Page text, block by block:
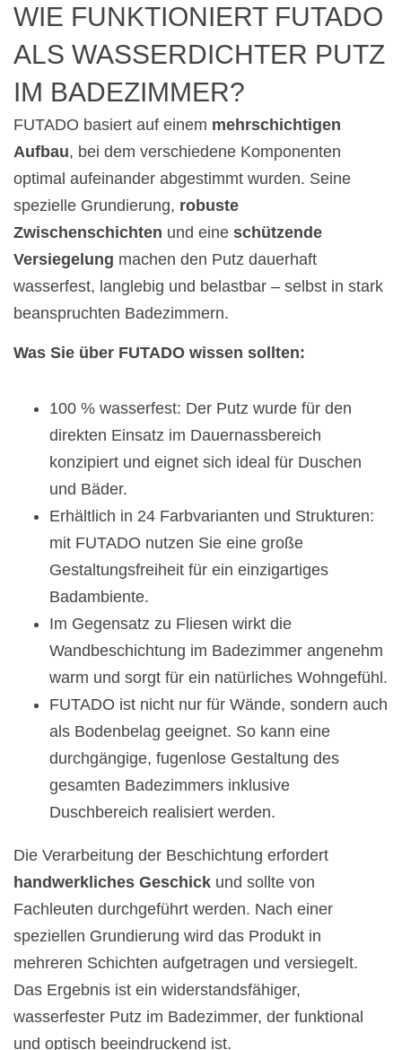
WIE FUNKTIONIERT FUTADO
ALS WASSERDICHTER PUTZ
IM BADEZIMMER?
FUTADO basiert auf einem mehrschichtigen
Aufbau, bei dem verschiedene Komponenten
optimal aufeinander abgestimmt wurden. Seine
spezielle Grundierung, robuste
Zwischenschichten und eine schützende
Versiegelung machen den Putz dauerhaft
wasserfest, langlebig und belastbar – selbst in stark
beanspruchten Badezimmern.
Was Sie über FUTADO wissen sollten:
100 % wasserfest: Der Putz wurde für den
direkten Einsatz im Dauernassbereich
konzipiert und eignet sich ideal für Duschen
und Bäder.
Erhältlich in 24 Farbvarianten und Strukturen:
mit FUTADO nutzen Sie eine große
Gestaltungsfreiheit für ein einzigartiges
Badambiente.
Im Gegensatz zu Fliesen wirkt die
Wandbeschichtung im Badezimmer angenehm
warm und sorgt für ein natürliches Wohngefühl.
FUTADO ist nicht nur für Wände, sondern auch
als Bodenbelag geeignet. So kann eine
durchgängige, fugenlose Gestaltung des
gesamten Badezimmers inklusive
Duschbereich realisiert werden.
Die Verarbeitung der Beschichtung erfordert
handwerkliches Geschick und sollte von
Fachleuten durchgeführt werden. Nach einer
speziellen Grundierung wird das Produkt in
mehreren Schichten aufgetragen und versiegelt.
Das Ergebnis ist ein widerstandsfähiger,
wasserfester Putz im Badezimmer, der funktional
und optisch beeindruckend ist.